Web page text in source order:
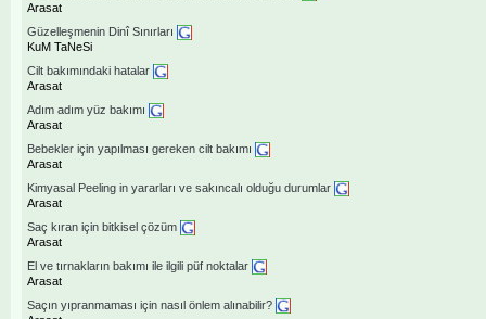
Arasat
Güzelleşmenin Dinî Sınırları
KuM TaNeSi
Cilt bakımındaki hatalar
Arasat
Adım adım yüz bakımı
Arasat
Bebekler için yapılması gereken cilt bakımı
Arasat
Kimyasal Peeling in yararları ve sakıncalı olduğu durumlar
Arasat
Saç kıran için bitkisel çözüm
Arasat
El ve tırnakların bakımı ile ilgili püf noktalar
Arasat
Saçın yıpranmaması için nasıl önlem alınabilir?